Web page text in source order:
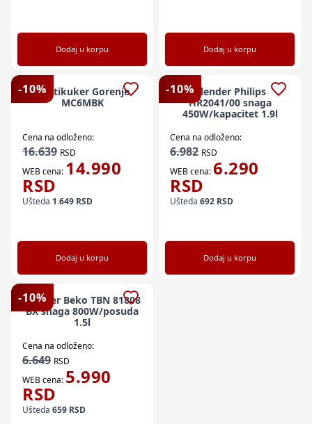
Dodaj u korpu Dodaj u korpu
-10%
Multikuker Gorenje
MC6MBK
Cena na odloženo:
16.639 RSD
WEB cena: 14.990
RSD
Ušteda 1.649 RSD
Dodaj u korpu
-10% Blender Philips
HR2041/00 snaga
450W/kapacitet 1.9l
Cena na odloženo:
6.982 RSD
WEB cena:6.290
RSD
Ušteda 692 RSD
Dodaj u korpu
-10%
Blender Beko TBN 81808
BX snaga 800W/posuda
1.5l
Cena na odloženo:
6.649 RSD
WEB cena: 5.990
RSD
Ušteda 659 RSD